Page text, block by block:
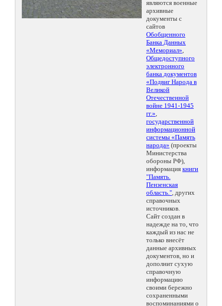
являются военные
архивные
документы с
сайтов
Обобщенного
Банка Данных
«Мемориал»,
Общедоступного
электронного
банка документов
«Подвиг Народа в
Великой
Отечественной
войне 1941-1945
гг.»,
государственной
информационной
системы «Память
народа» (проекты
Министерства
обороны РФ),
информация книги
"Память.
Пензенская
область.", других
справочных
источников.
Сайт создан в
надежде на то, что
каждый из нас не
только внесёт
данные архивных
документов, но и
дополнит сухую
справочную
информацию
своими бережно
сохраненными
воспоминаниями о